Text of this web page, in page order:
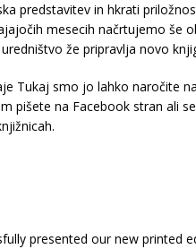
predstavitev in hkrati
mesecih načrtujemo še
že pripravlja novo
Tukaj smo jo lahko naročite na
pišete na Facebook stran ali
presented our new printed